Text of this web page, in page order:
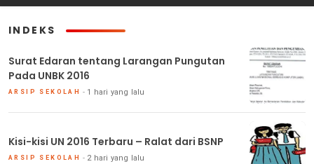
INDEKS
Surat Edaran tentang Larangan Pungutan
Pada UNBK 2016
ARSIP SEKOLAH 1 hari yang lalu
Kisi-kisi UN 2016 Terbaru – Ralat dari BSNP
ARSIP SEKOLAH 2 hari yang lalu